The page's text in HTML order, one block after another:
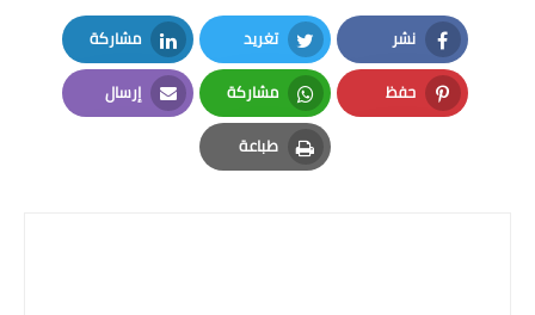
المرحلة الاعدادية
دروس
المرحلة الابتدائية
نشر
Facebook
تغريد
Twitter
مشاركة
LinkedIn
حفظ
Pinterest
مشاركة
Whatsapp
إرسال
Email
طباعة
Print